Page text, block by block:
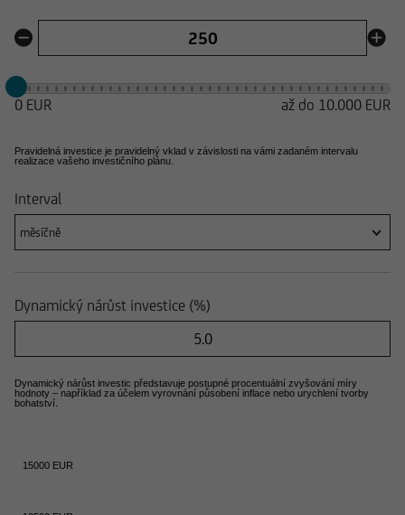
0 EUR až do 10.000 EUR
Pravidelná investice je pravidelný vklad v závislosti na vámi zadaném intervalu
realizace vašeho investičního plánu.
Interval
měsíčně
Dynamický nárůst investice (%)
Dynamický nárůst investic představuje postupné procentuální zvyšování míry
hodnoty – například za účelem vyrovnání působení inflace nebo urychlení tvorby
bohatství.
15000 EUR